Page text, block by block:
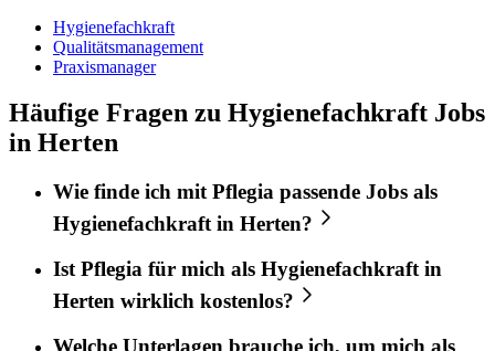
Hygienefachkraft
Qualitätsmanagement
Praxismanager
Häufige Fragen zu Hygienefachkraft Jobs
in Herten
Wie finde ich mitPflegia passende Jobs als
Hygienefachkraftin Herten?
Ist Pflegia für mich als Hygienefachkraft in
Herten wirklich kostenlos?
Welche Unterlagen brauche ich, um mich als